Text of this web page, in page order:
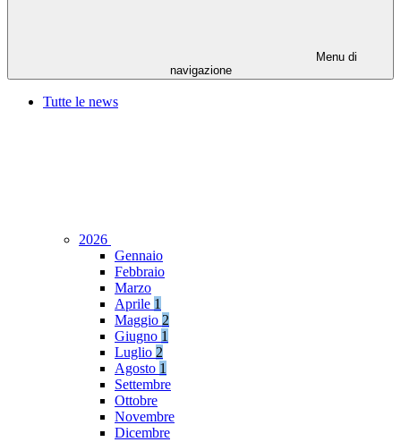
Menu di
navigazione
Tutte le news
2026
Gennaio
Febbraio
Marzo
Aprile 1
Maggio 2
Giugno 1
Luglio 2
Agosto 1
Settembre
Ottobre
Novembre
Dicembre